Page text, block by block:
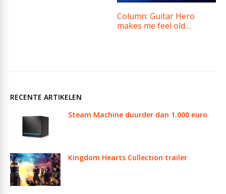
Column: Guitar Hero
makes me feel old…
RECENTE ARTIKELEN
Steam Machine duurder dan 1.000 euro
Kingdom Hearts Collection trailer